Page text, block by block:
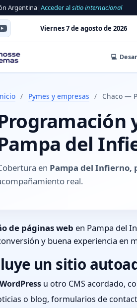
Argentina|Acceder alsitio internacional
Viernes 7 de agosto de 2026
💻
/ Pymes y empresas / Chaco —
del
en Pampa del Infierno,
real.
de páginas web en Pampa del
y buena experiencia en
un sitio
WordPress u otro CMS acordado,
o blog, formularios de